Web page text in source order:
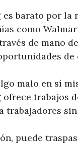
barato por la
como
de mano
de
malo en sí
trabajos
trabajadores
puede